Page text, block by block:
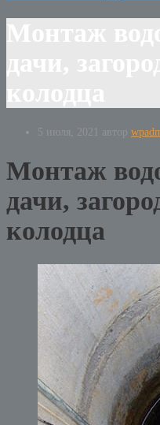
5 июля, 2021 автор
Монтаж
дачи,
колодца